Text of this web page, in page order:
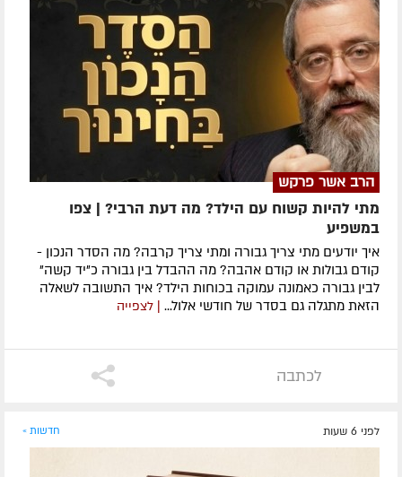
הרב אשר פרקש
מתי להיות קשוח עם הילד? מה דעת הרבי? | צפו
במשפיע
איך יודעים מתי צריך גבורה ומתי צריך קרבה? מה הסדר הנכון -
קודם גבולות או קודם אהבה? מה ההבדל בין גבורה כ"יד קשה"
לבין גבורה כאמונה עמוקה בכוחות הילד? איך התשובה לשאלה
הזאת מתגלה גם בסדר של חודשי אלול... | לצפייה
לכתבה
לפני 6 שעות חדשות »